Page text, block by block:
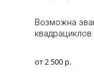
Возможна
квадрациклов
от 2 500 р.